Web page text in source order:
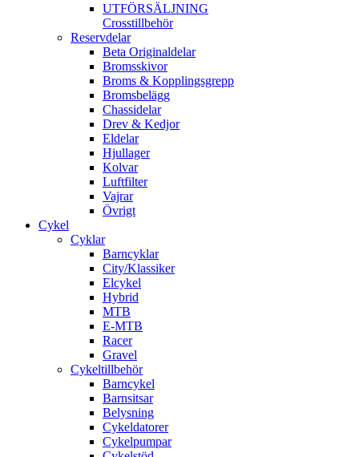
UTFÖRSÄLJNING
Crosstillbehör
Reservdelar
Beta Originaldelar
Bromsskivor
Broms & Kopplingsgrepp
Bromsbelägg
Chassidelar
Drev & Kedjor
Eldelar
Hjullager
Kolvar
Luftfilter
Vajrar
Övrigt
Cykel
Cyklar
Barncyklar
City/Klassiker
Elcykel
Hybrid
MTB
E-MTB
Racer
Gravel
Cykeltillbehör
Barncykel
Barnsitsar
Belysning
Cykeldatorer
Cykelpumpar